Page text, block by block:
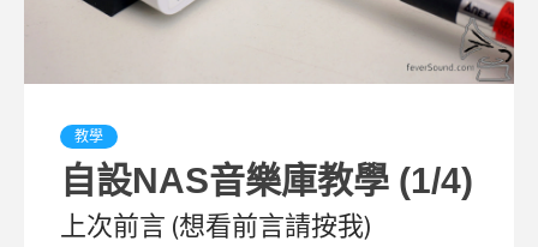
教學
自設NAS音樂庫教學 (1/4)
上次前言 (想看前言請按我)